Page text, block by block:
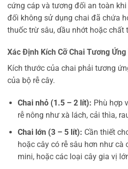
cứng cáp và tương đối an toàn
đối không sử dụng chai đã chứa
thuốc trừ sâu, dầu nhớt hoặc chất
Xác Định Kích Cỡ Chai Tương
Kích thước của chai phải tương
của bộ rễ cây.
Chai nhỏ (1.5 – 2 lít): Phù hợp
rễ nông như xà lách, cải thìa,
Chai lớn (3 – 5 lít): Cần thiết
hoặc cây có rễ sâu hơn như cà
mini, hoặc các loại cây gia vị